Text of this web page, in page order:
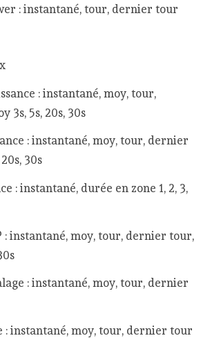
: instantané, tour, dernier tour
: instantané, moy, tour,
3s, 5s, 20s, 30s
: instantané, moy, tour, dernier
30s
: instantané, durée en zone 1, 2, 3,
: instantané, moy, tour, dernier tour,
: instantané, moy, tour, dernier
: instantané, moy, tour, dernier tour